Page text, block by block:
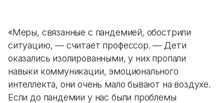
«Меры, связанные с пандемией, обострили
ситуацию, — считает профессор. — Дети
оказались изолированными, у них пропали
навыки коммуникации, эмоционального
интеллекта, они очень мало бывают на воздухе.
Если до пандемии у нас были проблемы